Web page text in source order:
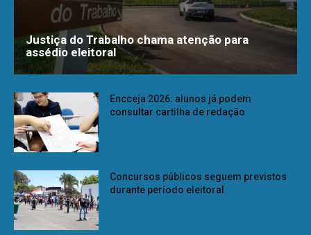
Justiça do Trabalho chama atenção para
assédio eleitoral
Encceja 2026: alunos já podem
consultar cartilha de redação
Concursos públicos seguem previstos
durante período eleitoral